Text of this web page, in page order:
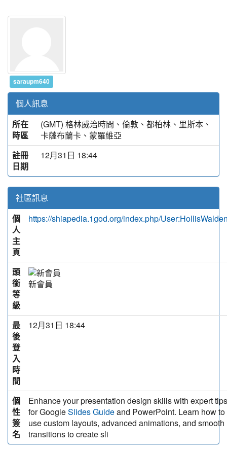
saraupm640
個人訊息
所在
時區
(GMT) 格林威治時間、倫敦、都柏林、里斯本、
卡薩布蘭卡、蒙羅維亞
註冊
日期
12月31日 18:44
社區訊息
個
人
主
頁
https://shiapedia.1god.org/index.php/
頭
銜
等
級
新會員
最
後
登
入
時
間
12月31日 18:44
個
性
簽
名
Enhance your presentation design skills with expert tips
for Google Slides Guide and PowerPoint. Learn how to
use custom layouts, advanced animations, and smooth
transitions to create sli